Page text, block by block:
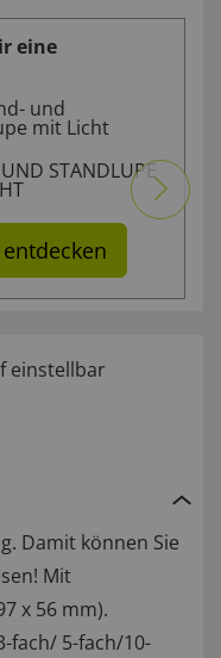
eine
und
mit Licht
STANDLUPE
entdecken
einstellbar
Damit können Sie
Mit
x 56 mm).
fach/ 5-fach/10-